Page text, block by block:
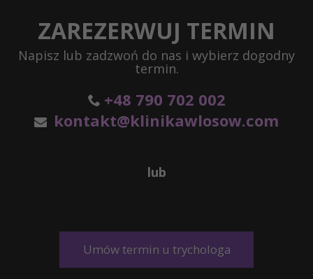
ZAREZERWUJ TERMIN
Napisz lub zadzwoń do nas i wybierz dogodny
termin.
+48 790 702 002
kontakt@klinikawlosow.com
lub
Umów termin u trychologa